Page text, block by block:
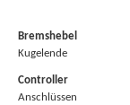
Bremshebel
Kugelende
Controller
Anschlüssen